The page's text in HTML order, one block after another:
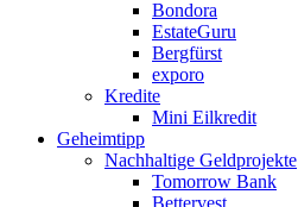
Bondora
EstateGuru
Bergfürst
exporo
Kredite
Mini Eilkredit
Geheimtipp
Nachhaltige Geldprojekte
Tomorrow Bank
Bettervest